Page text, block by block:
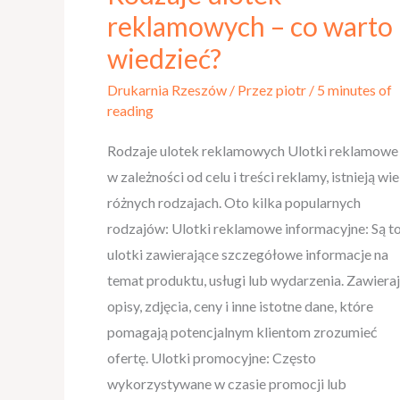
reklamowych – co warto
wiedzieć?
Drukarnia Rzeszów / Przezpiotr / 5 minutes of
reading
Rodzaje ulotek reklamowych Ulotki reklamowe
w zależności od celu i treści reklamy, istnieją
różnych rodzajach. Oto kilka popularnych
rodzajów: Ulotki reklamowe informacyjne: Są to
ulotki zawierające szczegółowe informacje na
temat produktu, usługi lub wydarzenia.
opisy, zdjęcia, ceny i inne istotne dane, które
pomagają potencjalnym klientom zrozumieć
ofertę. Ulotki promocyjne: Często
wykorzystywane w czasie promocji lub
ulotek
reklamowych
–
co
warto
wiedzieć?